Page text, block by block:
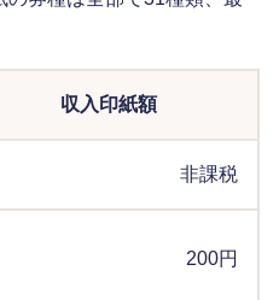
収入印紙額
非課税
200円